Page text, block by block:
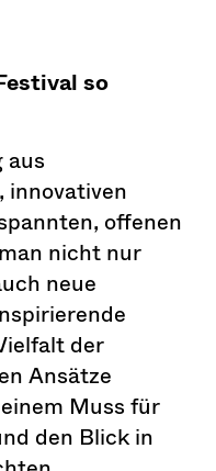
so
aus
innovativen
offenen
nicht nur
neue
der
Ansätze
Muss für
den Blick in